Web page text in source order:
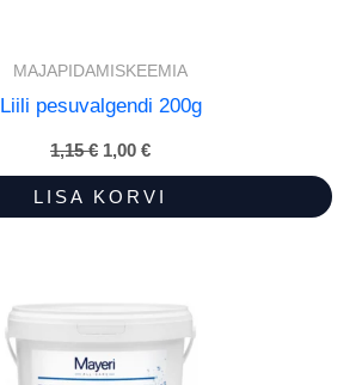
MAJAPIDAMISKEEMIA
Liili pesuvalgendi 200g
1,15€ Algne
hind
oli:
1,15 €.
1,00 €Praegune
hind
on:
1,00 €.
LISA KORVI